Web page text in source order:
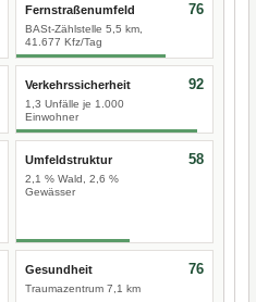
Fernstraßenumfeld
BASt-Zählstelle 5,5 km,
41.677 Kfz/Tag
76
Verkehrssicherheit
1,3 Unfälle je 1.000
Einwohner
92
Umfeldstruktur
2,1 % Wald, 2,6 %
Gewässer
58
Gesundheit
Traumazentrum 7,1 km
76